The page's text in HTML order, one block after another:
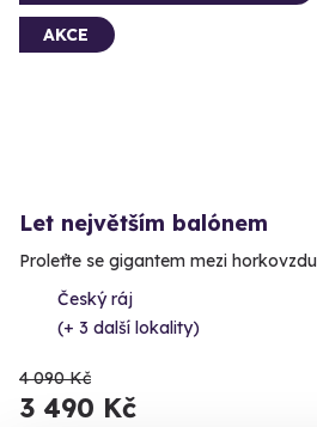
AKCE
Let největším balónem
Proleťte se gigantem mezi
Český ráj
(+ 3 další lokality)
4 090 Kč
3 490 Kč